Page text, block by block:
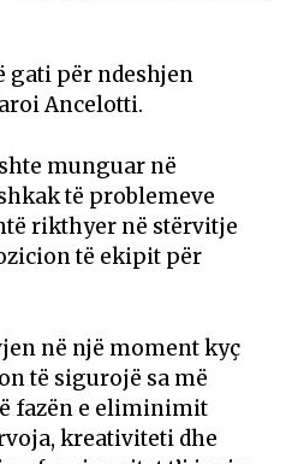
gati për ndeshjen
Ancelotti.
munguar në
të problemeve
rikthyer në stërvitje
të ekipit për
në një moment kyç
të sigurojë sa më
fazën e eliminimit
kreativiteti dhe